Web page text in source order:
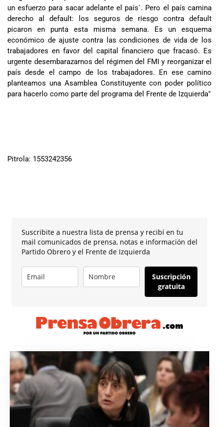
un esfuerzo para sacar adelante el país´. Pero el país camina
derecho al default: los seguros de riesgo contra default
picaron en punta esta misma semana. Es un esquema
económico de ajuste contra las condiciones de vida de los
trabajadores en favor del capital financiero que fracasó. Es
urgente desembarazarnos del régimen del FMI y reorganizar el
país desde el campo de los trabajadores. En ese camino
planteamos una Asamblea Constituyente con poder político
para hacerlo como parte del programa del Frente de Izquierda"
Pitrola: 1553242356
Suscribite a nuestra lista de prensa y recibí en tu
mail comunicados de prensa, notas e información del
Partido Obrero y el Frente de Izquierda
Suscripción
gratuita